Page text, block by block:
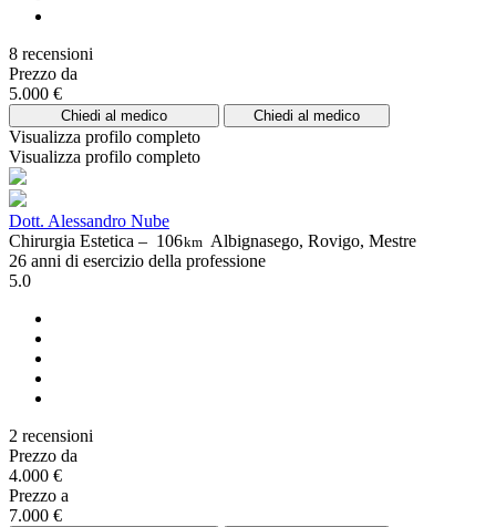
8 recensioni
Prezzo da
5.000 €
Chiedi al medico Chiedi al medico
Visualizza profilo completo
Visualizza profilo completo
Dott. Alessandro Nube
Chirurgia Estetica – 106km Albignasego, Rovigo, Mestre
26 anni di esercizio della professione
5.0
2 recensioni
Prezzo da
4.000 €
Prezzo a
7.000 €